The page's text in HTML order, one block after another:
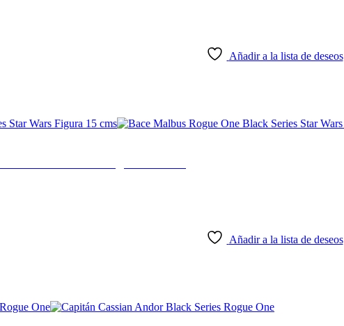
Añadir a la lista de deseos
Añadir a la lista de deseos